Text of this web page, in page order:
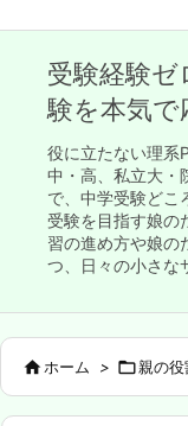
受験経験ゼ
験を本気で
役に立たない理系
中・高、私立大・
で、中学受験どこ
受験を目指す娘の
習の進め方や娘の
つ、日々の小さな
ホーム > 親の役